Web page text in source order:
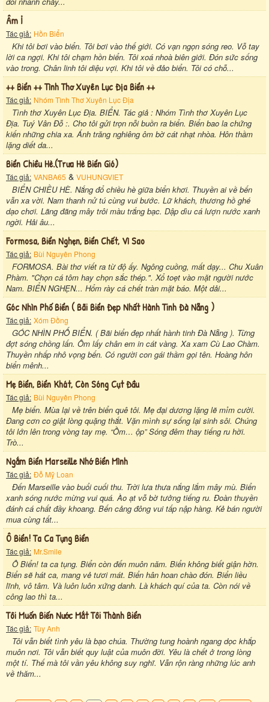
Âm Ỉ
Tác giả: Hồn Biển
Khi tôi bơi vào biển. Tôi bơi vào thế giới. Có vạn ngọn sóng reo. Vỗ tay
lời ca ngợi. Khi tôi chạm hồn biển. Tôi xoá nhoà biên giới. Đón sức sống
vào trong. Chân linh tôi diệu vợi. Khi tôi về đảo biển. Tôi có chỗ...
++ Biển ++ Tình Thơ Xuyên Lục Địa Biển ++
Tác giả: Nhóm Tình Thơ Xuyên Lục Địa
Tình thơ Xuyên Lục Địa. BIỂN. Tác giả : Nhóm Tình thơ Xuyên Lục
Địa. Tuý Vân Đỗ :. Cho tôi gửi trọn nỗi buồn ra biển. Biển bao la chứng
kiến những chia xa. Ánh trăng nghiêng ôm bờ cát nhạt nhòa. Hôn thầm
lặng diết da...
Biển Chiều Hè.(trưa Hè Biển Gió)
Tác giả: VANBA65 & VUHUNGVIET
BIỂN CHIỀU HÈ. Nắng đổ chiều hè giữa biển khơi. Thuyền ai về bến
vẫn xa vời. Nam thanh nử tú cùng vui bước. Lữ khách, thương hồ ghé
dạo chơi. Lãng đãng mây trôi màu trắng bạc. Dập dìu cá lượn nước xanh
ngời. Hải âu...
Formosa, Biển Nghẹn, Biển Chết, Vì Sao
Tác giả: Bùi Nguyên Phong
FORMOSA. Bài thơ viết ra từ độ ấy. Ngông cuồng, mất dạy... Chu Xuân
Phàm. "Chọn cá tôm hay chọn sắc thép.". Xổ toẹt vào mặt người nước
Nam. BIỂN NGHẸN... Hổm rày cá chết tràn mặt báo. Một dải...
Góc Nhìn Phố Biển ( Bãi Biển Đẹp Nhất Hành Tinh Đà Nẵng )
Tác giả: Xóm Đồng
GÓC NHÌN PHỐ BIỂN. ( Bãi biển đẹp nhất hành tinh Đà Nẵng ). Từng
đợt sóng chồng lấn. Ôm lấy chân em in cát vàng. Xa xam Cù Lao Chàm.
Thuyền nhấp nhô vọng bến. Có người con gái thầm gọi tên. Hoàng hôn
biển mênh...
Mẹ Biển, Biển Khát, Còn Sóng Cụt Đầu
Tác giả: Bùi Nguyên Phong
Mẹ biển. Mùa lại về trên biển quê tôi. Mẹ đại dương lặng lẽ mỉm cười.
Đang cơn co giật lòng quặng thắt. Vặn mình sự sống lại sinh sôi. Chúng
tôi lớn lên trong vòng tay mẹ. “Ồm… ộp” Sóng đêm thay tiếng ru hời.
Trò...
Ngắm Biển Marseille Nhớ Biển Mình
Tác giả: Đỗ Mỹ Loan
Đến Marseille vào buổi cuối thu. Trời lưa thưa nắng lắm mây mù. Biển
xanh sóng nước mừng vui quá. Ào ạt vỗ bờ tưởng tiếng ru. Đoàn thuyền
đánh cá chất đầy khoang. Bến cảng đông vui tấp nập hàng. Kẻ bán người
mua cùng tất...
Ô Biển! Ta Ca Tụng Biển
Tác giả: Mr.Smile
Ô Biển! ta ca tụng. Biển còn đến muôn năm. Biển không biết giận hờn.
Biển sẽ hát ca, mang vẻ tươi mát. Biển hân hoan chào đón. Biển liều
lĩnh, vô tâm. Và luôn luôn xứng danh. Là khách quí của ta. Còn nói về
công lao thì ta...
Tôi Muốn Biến Nước Mắt Tôi Thành Biển
Tác giả: Tùy Anh
Tôi vẫn biết tình yêu là bạo chúa. Thường tung hoành ngang dọc khắp
muôn nơi. Tôi vẫn biết quy luật của muôn đời. Yêu là chết ở trong lòng
một tí. Thế mà tôi vần yêu không suy nghĩ. Vẫn rộn ràng những lúc anh
về thăm...